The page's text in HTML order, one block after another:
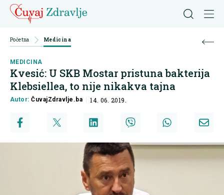
Početna Medicina
MEDICINA
Kvesić: U SKB Mostar pristuna bakterija
Klebsiellea, to nije nikakva tajna
Autor:ČuvajZdravlje.ba 14. 06. 2019.